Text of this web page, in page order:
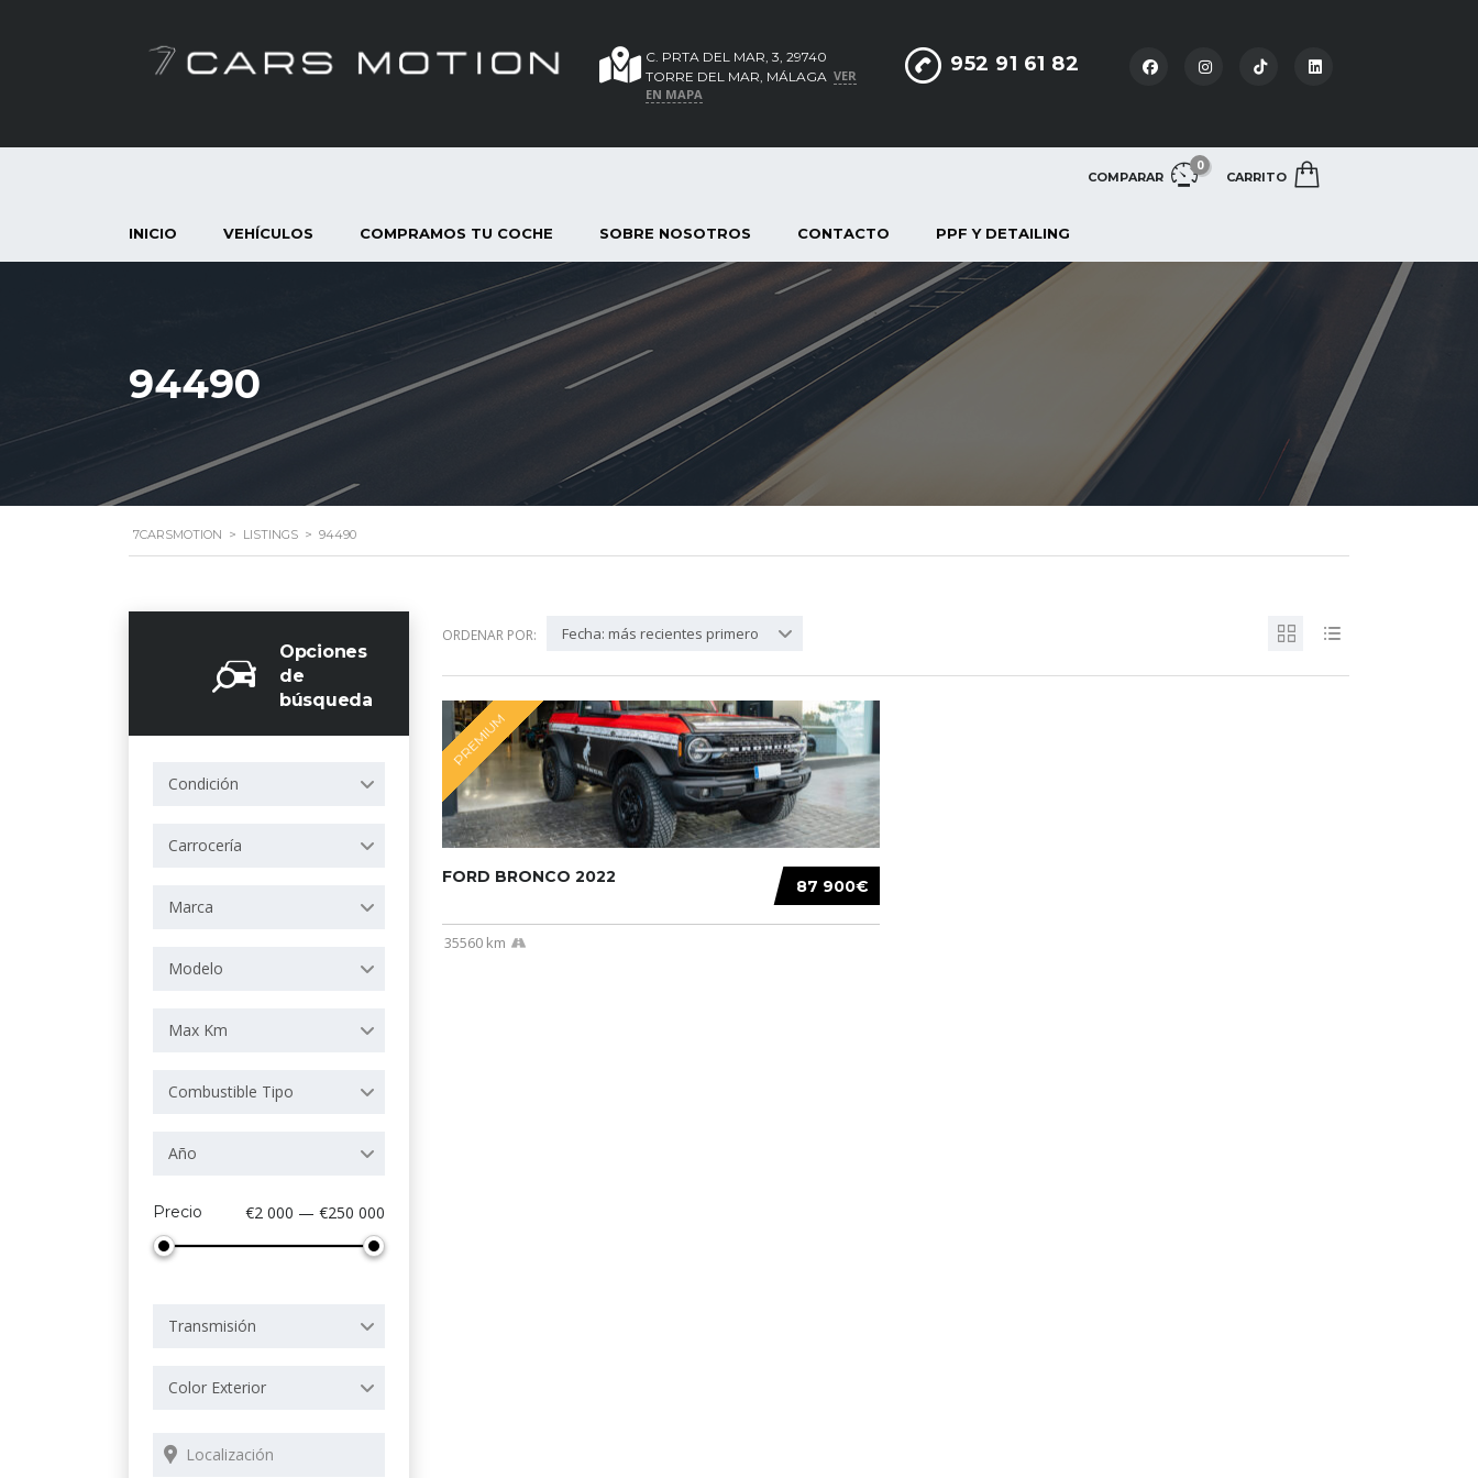
952 91 61 82
C. PRTA DEL MAR, 3, 29740
TORRE DEL MAR, MÁLAGA VER
EN MAPA
COMPARAR
0
CARRITO
INICIO VEHÍCULOS COMPRAMOS TU COCHE SOBRE NOSOTROS CONTACTO PPF Y DETAILING
94490
7CARSMOTION > LISTINGS > 94490
Opciones
de
búsqueda
Condición
Carrocería
Marca
Modelo
Max Km
Combustible Tipo
Año
Precio €2 000 — €250 000
Transmisión
Color Exterior
ORDENAR POR: Fecha: más recientes primero
PREMIUM
87 900€
FORD BRONCO 2022
35560 km